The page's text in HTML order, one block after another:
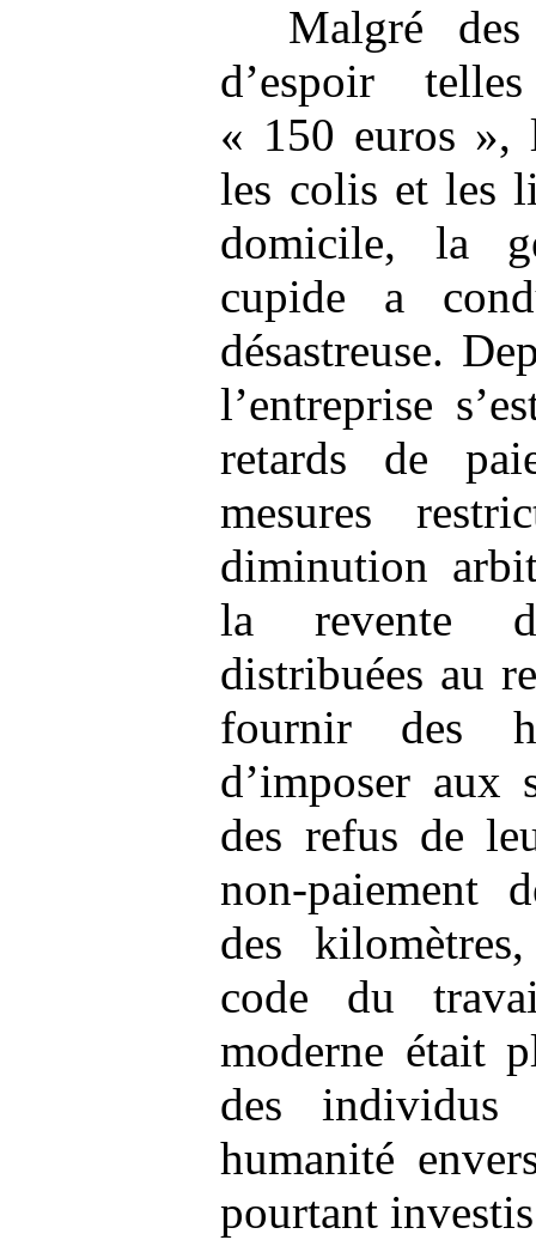
Malgré
d’espoir
« 150 euros »,
les colis et les
domicile, la
cupide a
désastreuse.
l’entreprise
retards de
mesures
diminution
la revente
distribuées au
fournir des
d’imposer aux
des refus de
non-paiement
des
code du
moderne était
des individus
humanité
pourtant